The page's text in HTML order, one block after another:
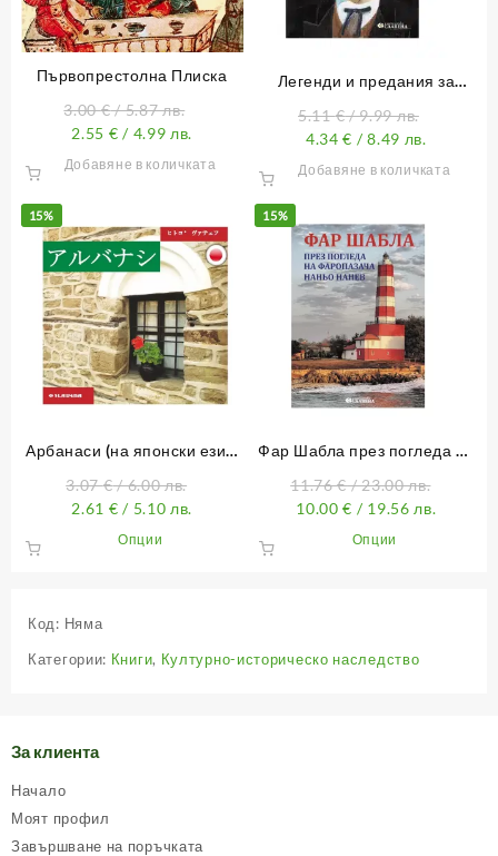
Първопрестолна Плиска
3.00€/ 5.87 лв.
2.55 € / 4.99 лв.
Добавяне в количката
Легенди и предания за
5.11€/ 9.99 лв.
4.34€ / 8.49 лв.
Добавяне в количката
15%
Арбанаси (на японски език)
3.07€/ 6.00 лв.
2.61 € / 5.10 лв.
Опции
15%
Фар Шабла през погледа на
11.76€/ 23.00 лв.
10.00€ / 19.56 лв.
Опции
Код: Няма
Категории: Книги, Културно-историческо наследство
За клиента
Начало
Моят профил
Завършване на поръчката